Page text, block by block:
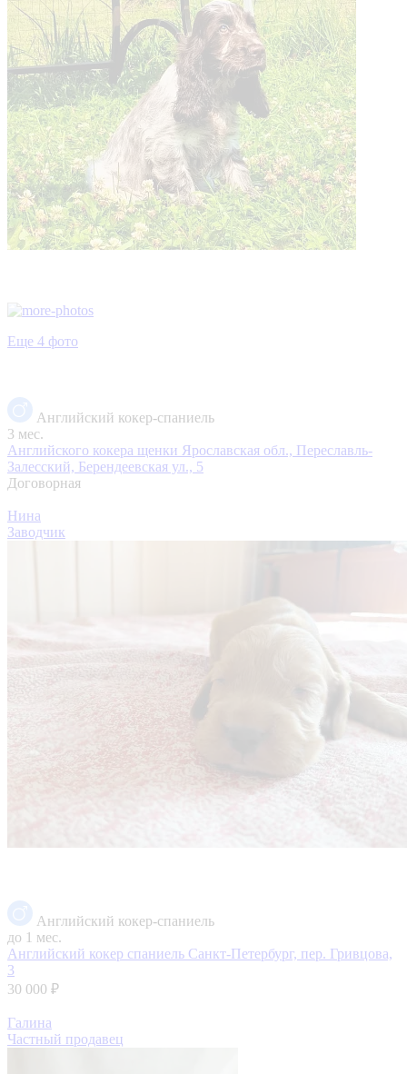
Еще 4 фото
Английский кокер-спаниель
3 мес.
Английского кокера щенки Ярославская обл., Переславль-
Залесский, Берендеевская ул., 5
Договорная
Нина
Заводчик
Английский кокер-спаниель
до 1 мес.
Английский кокер спаниель Санкт-Петербург, пер. Гривцова,
3
30 000 ₽
Галина
Частный продавец